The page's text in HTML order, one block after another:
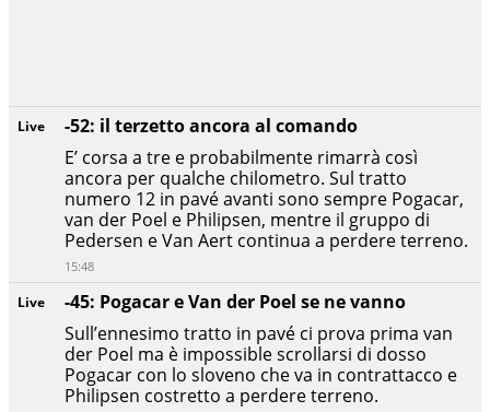
Live
-45: Pogacar e Van der Poel se ne vanno
Sull’ennesimo tratto in pavé ci prova prima van
der Poel ma è impossible scrollarsi di dosso
Pogacar con lo sloveno che va in contrattacco e
Philipsen costretto a perdere terreno.
Live
-52: il terzetto ancora al comando
E’ corsa a tre e probabilmente rimarrà così
ancora per qualche chilometro. Sul tratto
numero 12 in pavé avanti sono sempre Pogacar,
van der Poel e Philipsen, mentre il gruppo di
Pedersen e Van Aert continua a perdere terreno.
15:48